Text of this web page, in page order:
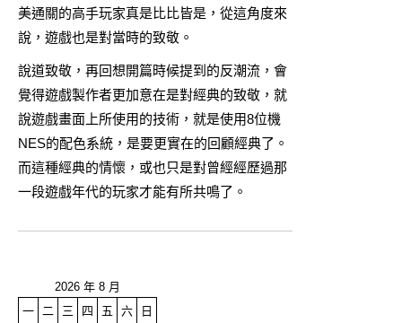
美通關的高手玩家真是比比皆是，從這角度來
說，遊戲也是對當時的致敬。
說道致敬，再回想開篇時候提到的反潮流，會
覺得遊戲製作者更加意在是對經典的致敬，就
說遊戲畫面上所使用的技術，就是使用8位機
NES的配色系統，是要更實在的回顧經典了。
而這種經典的情懷，或也只是對曾經經歷過那
一段遊戲年代的玩家才能有所共鳴了。
2026 年 8 月
一
二 三 四 五 六 日